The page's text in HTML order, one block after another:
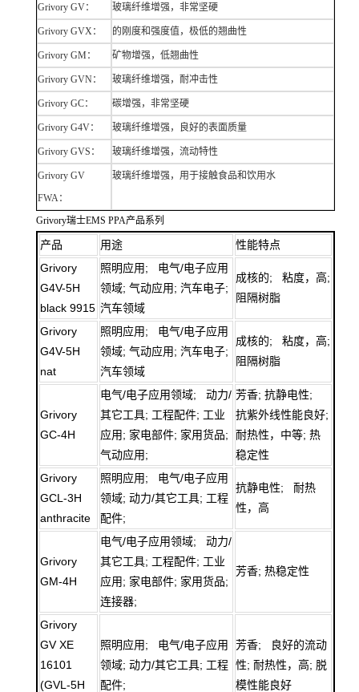
Grivory GV： 玻璃纤维增强，非常坚硬
Grivory GVX： 的刚度和强度值，极低的翘曲性
Grivory GM： 矿物增强，低翘曲性
Grivory GVN： 玻璃纤维增强，耐冲击性
Grivory GC： 碳增强，非常坚硬
Grivory G4V： 玻璃纤维增强，良好的表面质量
Grivory GVS： 玻璃纤维增强，流动特性
Grivory GV
FWA：
玻璃纤维增强，用于接触食品和饮用水
Grivory瑞士EMS PPA产品系列
产品 用途
性能特点
Grivory
G4V-5H
black 9915
照明应用; 电气/电子应用
领域; 气动应用; 汽车电子;
汽车领域
成核的; 粘度，高;
阻隔树脂
Grivory
G4V-5H
nat
照明应用; 电气/电子应用
领域; 气动应用; 汽车电子;
汽车领域
成核的; 粘度，高;
阻隔树脂
Grivory
GC-4H
电气/电子应用领域; 动力/
其它工具; 工程配件; 工业
应用; 家电部件; 家用货品;
气动应用;
芳香; 抗静电性;
抗紫外线性能良好;
耐热性，中等; 热
稳定性
Grivory
GCL-3H
anthracite
照明应用; 电气/电子应用
领域; 动力/其它工具; 工程
配件;
抗静电性; 耐热
性，高
Grivory
GM-4H
电气/电子应用领域; 动力/
其它工具; 工程配件; 工业
应用; 家电部件; 家用货品;
连接器;
芳香; 热稳定性
Grivory
GV XE
16101
(GVL-5H
照明应用; 电气/电子应用
领域; 动力/其它工具; 工程
配件;
芳香; 良好的流动
性; 耐热性，高; 脱
模性能良好